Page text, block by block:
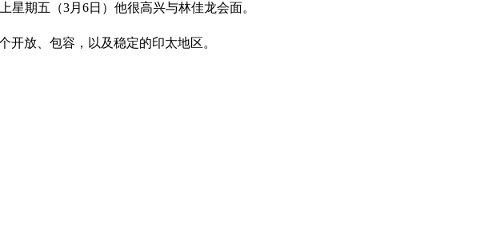
星期五（3月6日）他很高兴与林佳龙会面。
开放、包容，以及稳定的印太地区。